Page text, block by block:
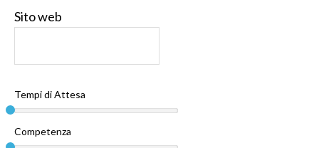
Sito web
Tempi di Attesa
Competenza